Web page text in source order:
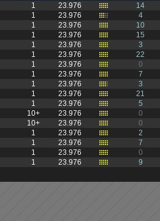
1 23.976 14
1 23.976 4
1 23.976 10
1 23.976 15
1 23.976 3
1 23.976 22
1 23.976 0
1 23.976 7
1 23.976 3
1 23.976 21
1 23.976 5
10+ 23.976 0
10+ 23.976 0
1 23.976 2
1 23.976 7
1 23.976 0
1 23.976 9